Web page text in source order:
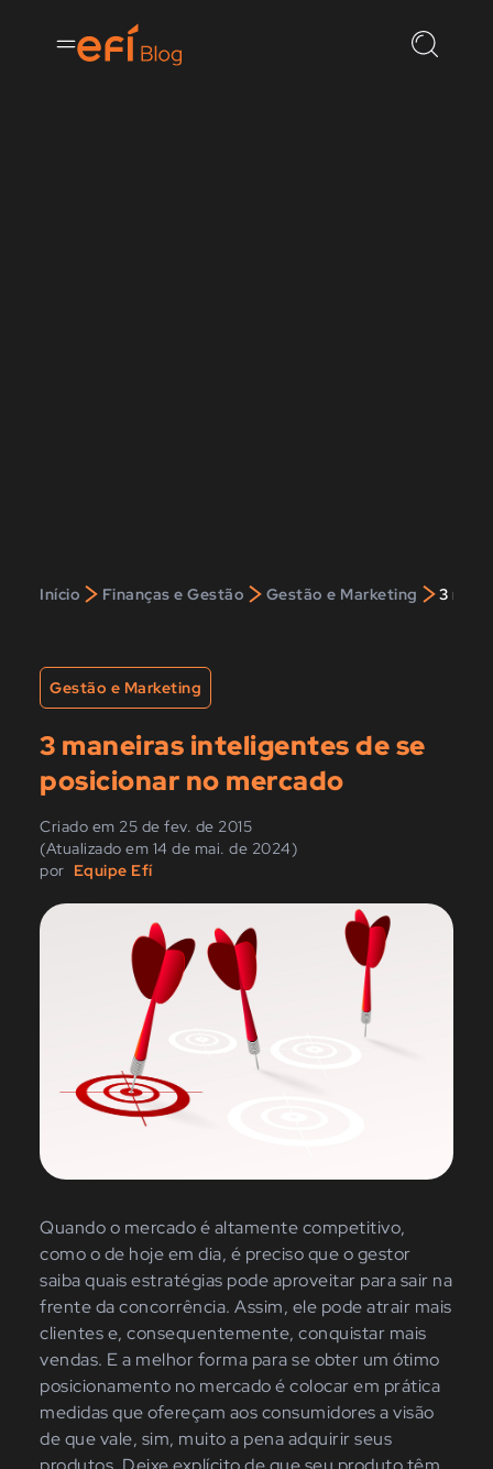
Início > Finanças e Gestão > Gestão e Marketing >3
Gestão e Marketing
3 maneiras inteligentes de se
posicionar no mercado
Criado em 25 de fev. de 2015
(Atualizado em 14 de mai. de 2024)
por Equipe Efí
Quando o mercado é altamente competitivo,
como o de hoje em dia, é preciso que o gestor
saiba quais estratégias pode aproveitar para sair na
frente da concorrência. Assim, ele pode atrair mais
clientes e, consequentemente, conquistar mais
vendas. E a melhor forma para se obter um ótimo
posicionamento no mercado é colocar em prática
medidas que ofereçam aos consumidores a visão
de que vale, sim, muito a pena adquirir seus